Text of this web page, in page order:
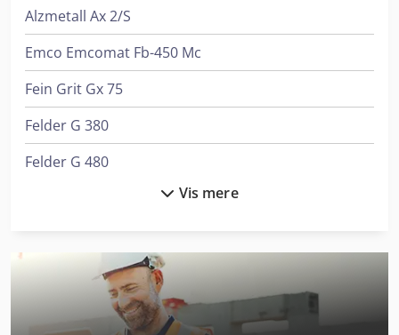
Alzmetall Ax 2/S
Emco Emcomat Fb-450 Mc
Fein Grit Gx 75
Felder G 380
Felder G 480
Flott Bsm 75
Gildemeister Nef 400
Vis mere